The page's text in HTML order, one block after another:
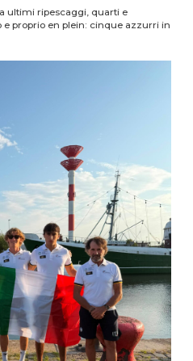
ultimi ripescaggi, quarti e
e proprio en plein: cinque azzurri in